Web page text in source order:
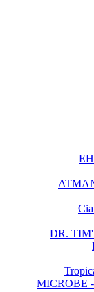
מיקרוב ליפט מתוקים - MICROBE